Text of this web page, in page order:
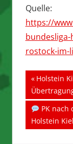
Quelle:
https://
rostock-im-
Vorheriger
Beitrag:
Holstein
Nächster
Beitrag:
PK nach
Holstein